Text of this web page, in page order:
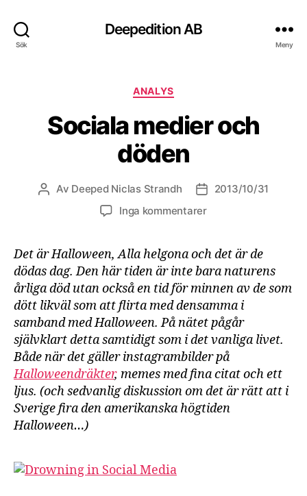
Sök
Deepedition AB
Meny
Kategorier
ANALYS
Sociala medier och
döden
Inläggsförfattare
Av Deeped Niclas Strandh Inläggsdatum
2013/10/31
Inga kommentarer
Det är Halloween, Alla helgona och det är de
dödas dag. Den här tiden är inte bara naturens
årliga död utan också en tid för minnen av de som
dött likväl som att flirta med densamma i
samband med Halloween. På nätet pågår
självklart detta samtidigt som i det vanliga livet.
Både när det gäller instagrambilder på
Halloweendräkter, memes med fina citat och ett
ljus. (och sedvanlig diskussion om det är rätt att i
Sverige fira den amerikanska högtiden
Halloween…)